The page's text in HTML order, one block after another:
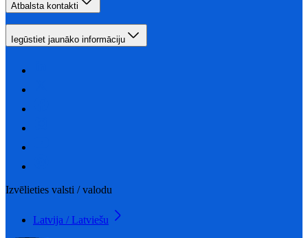
Atbalsta kontakti
Iegūstiet jaunāko informāciju
Izvēlieties valsti / valodu
Latvija / Latviešu